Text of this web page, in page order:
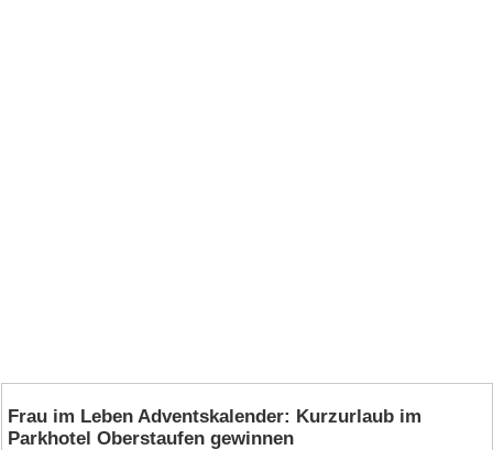
Frau im Leben Adventskalender: Kurzurlaub im
Parkhotel Oberstaufen gewinnen